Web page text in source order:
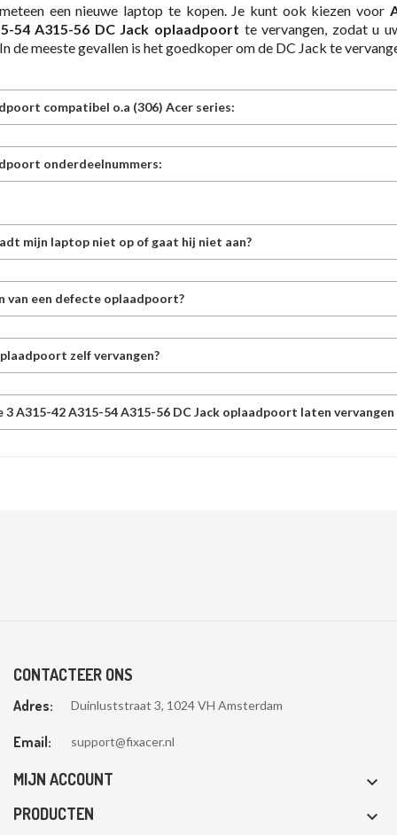
een nieuwe laptop te kopen. Je kunt ook kiezen voor
54 A315-56 DC Jack oplaadpoort te vervangen, zodat u
de meeste gevallen is het goedkoper om de DC Jack te
compatibel o.a (306) Acer series:
onderdeelnummers:
mijn laptop niet op of gaat hij niet aan?
van een defecte oplaadpoort?
zelf vervangen?
3 A315-42 A315-54 A315-56 DC Jack oplaadpoort laten vervangen
CONTACTEER ONS
Adres: Duinluststraat 3, 1024 VH Amsterdam
Email: support@fixacer.nl
MIJN ACCOUNT 
PRODUCTEN 